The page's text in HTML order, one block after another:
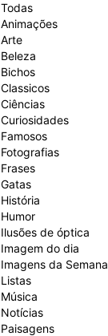
Todas
Animações
Arte
Beleza
Bichos
Classicos
Ciências
Curiosidades
Famosos
Fotografias
Frases
Gatas
História
Humor
Ilusões de óptica
Imagem do dia
Imagens da Semana
Listas
Música
Notícias
Paisagens